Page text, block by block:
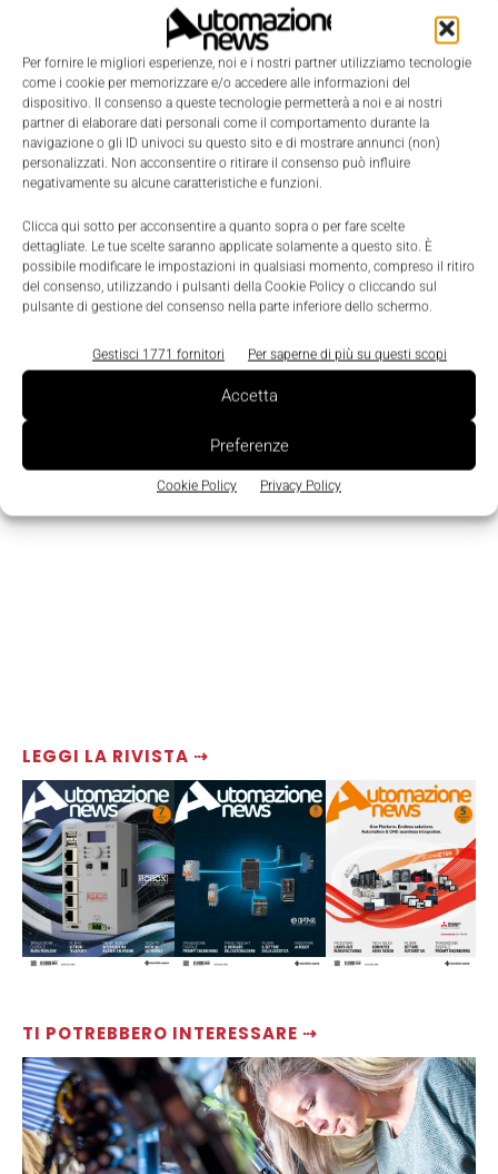
Per fornire le migliori esperienze, noi e i nostri partner utilizziamo tecnologie
come i cookie per memorizzare e/o accedere alle informazioni del
dispositivo. Il consenso a queste tecnologie permetterà a noi e ai nostri
partner di elaborare dati personali come il comportamento durante la
navigazione o gli ID univoci su questo sito e di mostrare annunci (non)
personalizzati. Non acconsentire o ritirare il consenso può influire
negativamente su alcune caratteristiche e funzioni.
Clicca qui sotto per acconsentire a quanto sopra o per fare scelte
dettagliate. Le tue scelte saranno applicate solamente a questo sito. È
possibile modificare le impostazioni in qualsiasi momento, compreso il ritiro
del consenso, utilizzando i pulsanti della Cookie Policy o cliccando sul
pulsante di gestione del consenso nella parte inferiore dello schermo.
Gestisci 1771 fornitori Per saperne di più su questi scopi
Accetta
Preferenze
Cookie Policy Privacy Policy
LEGGI LA RIVISTA ⇢
TI POTREBBERO INTERESSARE ⇢
applicazioni di riscaldamento, ventilazione e
condizionamento dell’aria (Hvac). Il software
aggiuntivo di Pcs 7 per il telecontrollo, Pcs 7
Telecontrol, consente ora di sviluppare
configurazioni di sistema gerarchiche, mentre il
Route Control, dedicato al trasporto di materiali,
grafica; infine, il Power Control agevola
l’integrazione di interruttori automatici e protezioni
elettriche secondo il protocollo Iec 61850.